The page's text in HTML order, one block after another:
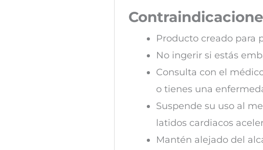
Producto creado para
No ingerir si estás
Consulta con el
o tienes una
Suspende su uso al
latidos cardiacos
Mantén alejado del